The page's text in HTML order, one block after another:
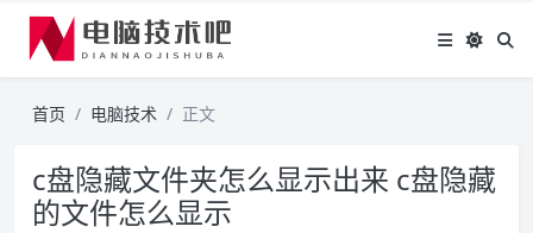
首页 电脑技术 正文
c盘隐藏文件夹怎么显示出来 c盘隐藏
的文件怎么显示